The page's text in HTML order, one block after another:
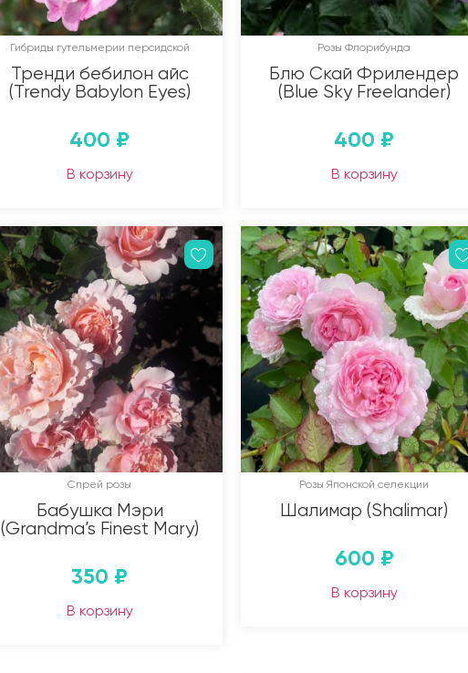
Гибриды гутельмерии персидской
Тренди бебилон айс
(Trendy Babylon Eyes)
400 ₽
В корзину
Розы Флорибунда
Блю Скай Фрилендер
(Blue Sky Freelander)
400 ₽
В корзину
Спрей розы
Бабушка Мэри
(Grandma’s Finest Mary)
350 ₽
В корзину
Розы Японской селекции
Шалимар (Shalimar)
600 ₽
В корзину